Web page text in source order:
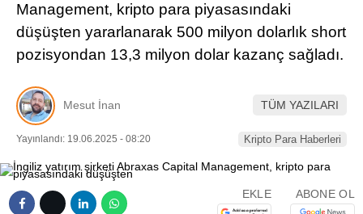
Management, kripto para piyasasındaki
düşüşten yararlanarak 500 milyon dolarlık short
pozisyondan 13,3 milyon dolar kazanç sağladı.
Mesut İnan TÜM YAZILARI
Yayınlandı: 19.06.2025 - 08:20 Kripto Para Haberleri
EKLE ABONE OL